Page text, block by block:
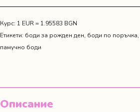
първа
Баба
Марта"
Курс: 1 EUR = 1.95583 BGN
Етикети: боди за рожден ден, боди по поръчка,
памучно боди
Описание